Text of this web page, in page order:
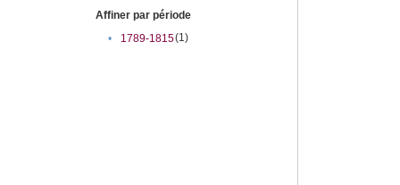
Affiner par période
•
1789-1815(1)